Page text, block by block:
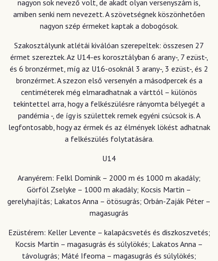
nagyon sok nevező volt, de akadt olyan versenyszám is,
amiben senki nem nevezett. A szövetségnek köszönhetően
nagyon szép érmeket kaptak a dobogósok.
Szakosztályunk atlétái kiválóan szerepeltek: összesen 27
érmet szereztek. Az U14-es korosztályban 6 arany-, 7 ezüst-,
és 6 bronzérmet, míg az U16-osoknál 3 arany-, 3 ezüst-, és 2
bronzérmet. A szezon első versenyén a másodpercek és a
centiméterek még elmaradhatnak a várttól – különös
tekintettel arra, hogy a felkészülésre rányomta bélyegét a
pandémia -, de így is születtek remek egyéni csúcsok is. A
legfontosabb, hogy az érmek és az élmények lökést adhatnak
a felkészülés folytatására.
U14
Aranyérem: Felkl Dominik – 2000 m és 1000 m akadály;
Görföl Zselyke – 1000 m akadály; Kocsis Martin –
gerelyhajítás; Lakatos Anna – ötösugrás; Orbán-Zaják Péter –
magasugrás
Ezüstérem: Keller Levente – kalapácsvetés és diszkoszvetés;
Kocsis Martin – magasugrás és súlylökés; Lakatos Anna –
távolugrás; Máté Ifeoma – magasugrás és súlylökés;